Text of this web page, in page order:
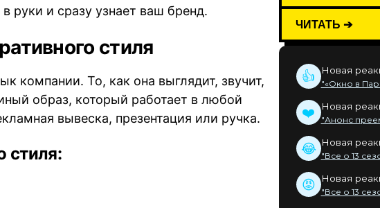
руки и сразу узнает ваш бренд.
стиля
компании. То, как она выглядит, звучит,
образ, который работает в любой
вывеска, презентация или ручка.
стиля:
ЧИТАТЬ ➔
👍 Новая
"«Окно в
❤️ Новая
"Анонс
😂 Новая
"Все о 13
😡 Новая
"Все о 13